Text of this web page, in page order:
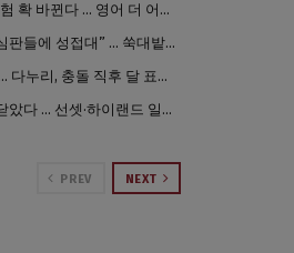
[이민]시민권 시험 확 바뀐다 … 영어 더 어렵게, 민간시험 도입 추진
[충격] “외국인 심판들에 성접대” … 쑥대밭된 축협 어디까지 추락하나
팰컨9 달에 ‘쾅’ … 다누리, 충돌 직후 달 표면 촬영 유일 탐사선
칙필레마저 문 닫았다 … 선셋·하이랜드 일대 ‘황량한 거리’로
PREV NEXT